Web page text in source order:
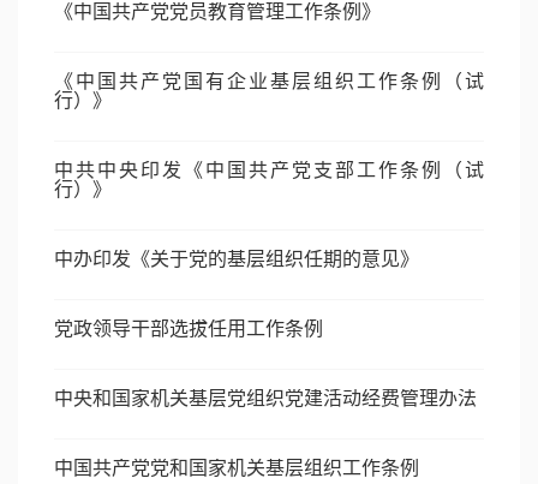
《中国共产党党员教育管理工作条例》
《中国共产党国有企业基层组织工作条例（试
行）》
中共中央印发《中国共产党支部工作条例（试
行）》
中办印发《关于党的基层组织任期的意见》
党政领导干部选拔任用工作条例
中央和国家机关基层党组织党建活动经费管理办法
中国共产党党和国家机关基层组织工作条例